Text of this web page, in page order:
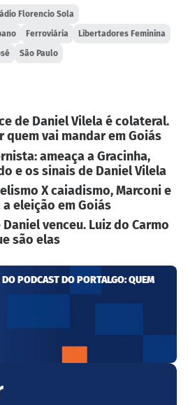
Florencio Sola
Ferroviária Libertadores Feminina
São Paulo
de Daniel Vilela é colateral.
quem vai mandar em Goiás
ameaça a Gracinha,
e os sinais de Daniel Vilela
X caiadismo, Marconi e
eleição em Goiás
venceu. Luiz do Carmo
são elas
PODCAST DO PORTALGO: QUEM